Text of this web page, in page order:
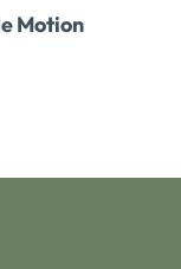
Motion